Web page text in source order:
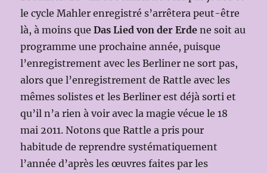
le cycle Mahler enregistré s’arrêtera peut-être
là, à moins queDas Lied von der Erde ne soit au
programme une prochaine année, puisque
l’enregistrement avec les Berliner ne sort pas,
alors que l’enregistrement de Rattle avec les
mêmes solistes et les Berliner est déjà sorti et
qu’il n’a rien à voir avec la magie vécue le 18
mai 2011. Notons que Rattle a pris pour
habitude de reprendre systématiquement
l’année d’après les œuvres faites par les